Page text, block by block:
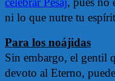
ni lo que nutre tu
Para los noájidas
Sin embargo, el gentil
devoto al Eterno,